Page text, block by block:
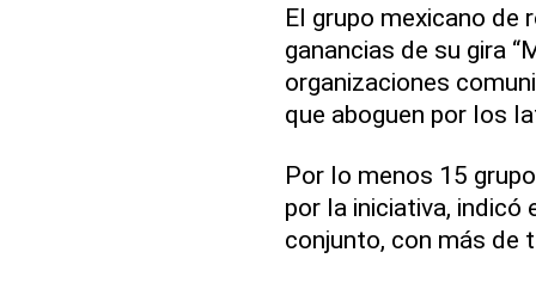
El grupo mexicano de
ganancias de su gira
organizaciones
que aboguen por los
Por lo menos 15
por la iniciativa,
conjunto, con más de